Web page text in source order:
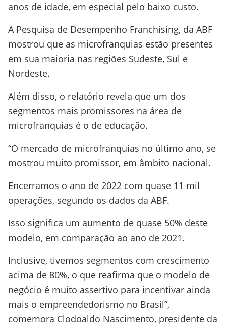
anos de idade, em especial pelo baixo custo.
A Pesquisa de Desempenho Franchising, da ABF
mostrou que as microfranquias estão presentes
em sua maioria nas regiões Sudeste, Sul e
Nordeste.
Além disso, o relatório revela que um dos
segmentos mais promissores na área de
microfranquias é o de educação.
“O mercado de microfranquias no último ano, se
mostrou muito promissor, em âmbito nacional.
Encerramos o ano de 2022 com quase 11 mil
operações, segundo os dados da ABF.
Isso significa um aumento de quase 50% deste
modelo, em comparação ao ano de 2021.
Inclusive, tivemos segmentos com crescimento
acima de 80%, o que reafirma que o modelo de
negócio é muito assertivo para incentivar ainda
mais o empreendedorismo no Brasil”,
comemora Clodoaldo Nascimento, presidente da